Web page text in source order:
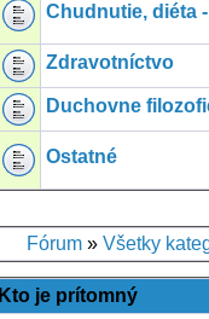
Chudnutie, diéta
Zdravotníctvo
Duchovne
Ostatné
Fórum » Všetky
Kto je prítomný